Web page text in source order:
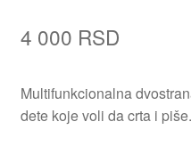
4 000 RSD
Multifunkcionalna
dete koje voli da crta i piše.